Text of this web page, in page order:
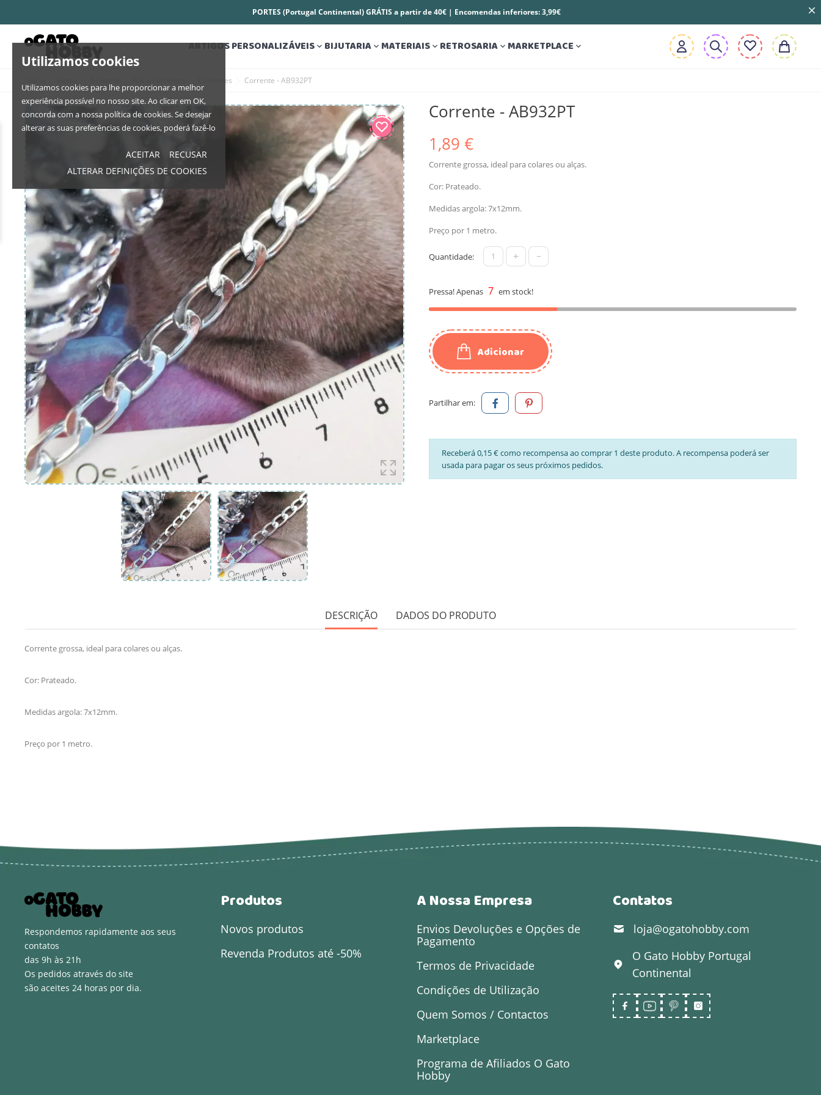
Utilizamos cookies
Utilizamos cookies para lhe proporcionar a melhor
experiência possível no nosso site. Ao clicar em OK,
concorda com a nossa política de cookies. Se desejar
alterar as suas preferências de cookies, poderá fazê-lo
ACEITAR
RECUSAR
ALTERAR DEFINIÇÕES DE COOKIES
PORTES (Portugal Continental) GRÁTIS a partir de 40€ | Encomendas inferiores: 3,99€
ARTIGOS PERSONALIZÁVEIS BIJUTARIA MATERIAIS RETROSARIA MARKETPLACE 
Correntes Corrente - AB932PT
Corrente - AB932PT
1,89 €
Corrente grossa, ideal para colares ou alças.
Cor: Prateado.
Medidas argola: 7x12mm.
Preço por 1 metro.
Quantidade: + -
Pressa! Apenas 7 em stock!
Adicionar
Partilhar em:
Receberá 0,15 € como recompensa ao comprar 1 deste produto. A recompensa poderá ser
usada para pagar os seus próximos pedidos.
DESCRIÇÃO DADOS DO PRODUTO
Corrente grossa, ideal para colares ou alças.
Cor: Prateado.
Medidas argola: 7x12mm.
Preço por 1 metro.
Respondemos rapidamente aos seus
contatos
das 9h às 21h
Os pedidos através do site
são aceites 24 horas por dia.
Produtos
Novos produtos
Revenda Produtos até -50%
A Nossa Empresa
Envios Devoluções e Opções de
Pagamento
Termos de Privacidade
Condições de Utilização
Quem Somos / Contactos
Marketplace
Programa de Afiliados O Gato
Hobby
Contatos
loja@ogatohobby.com
O Gato Hobby Portugal
Continental